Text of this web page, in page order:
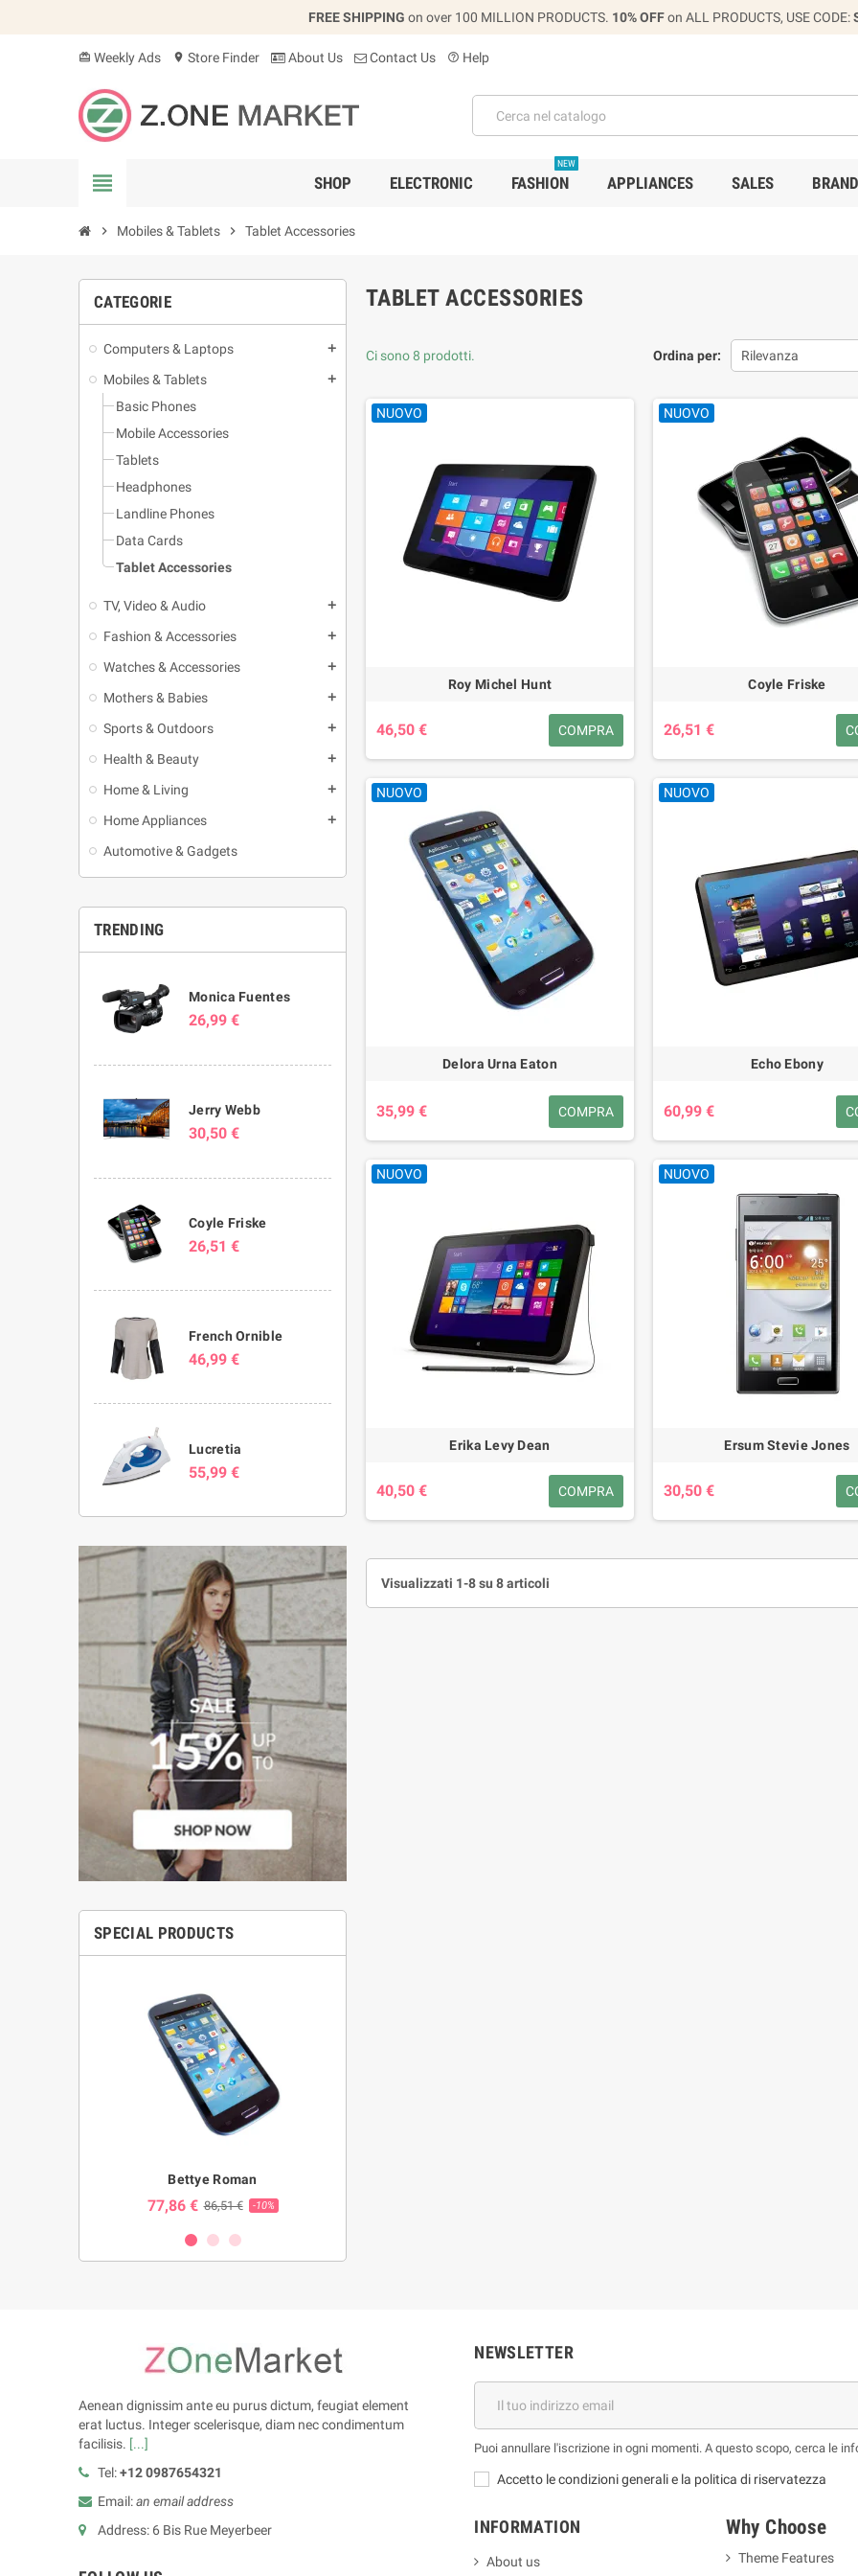
FREE SHIPPING on over 100 MILLION PRODUCTS. 10% OFFon ALL PRODUCTS, USE CODE:
card_giftcard Weekly Ads location_on Store Finder About Us Contact Us help_outline Help
view_headline SHOP ELECTRONIC FASHION
NEW
APPLIANCES SALES
chevron_right Mobiles & Tablets chevron_right Tablet Accessories
CATEGORIE
Computers & Laptops add
Mobiles & Tablets add
Basic Phones
Mobile Accessories
Tablets
Headphones
Landline Phones
Data Cards
Tablet Accessories
TV, Video & Audio add
Fashion & Accessories add
Watches & Accessories add
Mothers & Babies add
Sports & Outdoors add
Health & Beauty add
Home & Living add
Home Appliances add
Automotive & Gadgets
TRENDING
Monica Fuentes
26,99 €
Jerry Webb
30,50 €
Coyle Friske
26,51 €
French Ornible
46,99 €
Lucretia
55,99 €
SPECIAL PRODUCTS
Bettye Roman
77,86 € 86,51 € -10%
TABLET ACCESSORIES
Ordina per: Rilevanza
Ci sono 8 prodotti.
NUOVO
Roy Michel Hunt
46,50 € COMPRA
NUOVO
Coyle Friske
26,51 €
NUOVO
Delora Urna Eaton
35,99 € COMPRA
NUOVO
Echo Ebony
60,99 €
NUOVO
Erika Levy Dean
40,50 € COMPRA
NUOVO
Ersum Stevie Jones
30,50 €
Visualizzati 1-8 su 8 articoli
Aenean dignissim ante eu purus dictum, feugiat element
erat luctus. Integer scelerisque, diam nec condimentum
facilisis. [...]
Tel:+12 0987654321
Email:an email address
Address: 6 Bis Rue Meyerbeer
NEWSLETTER
Puoi annullare l'iscrizione in ogni momenti. A questo scopo, cerca le
Accetto le condizioni generali e la politica di riservatezza
INFORMATION
About us
Why Choose
Theme Features